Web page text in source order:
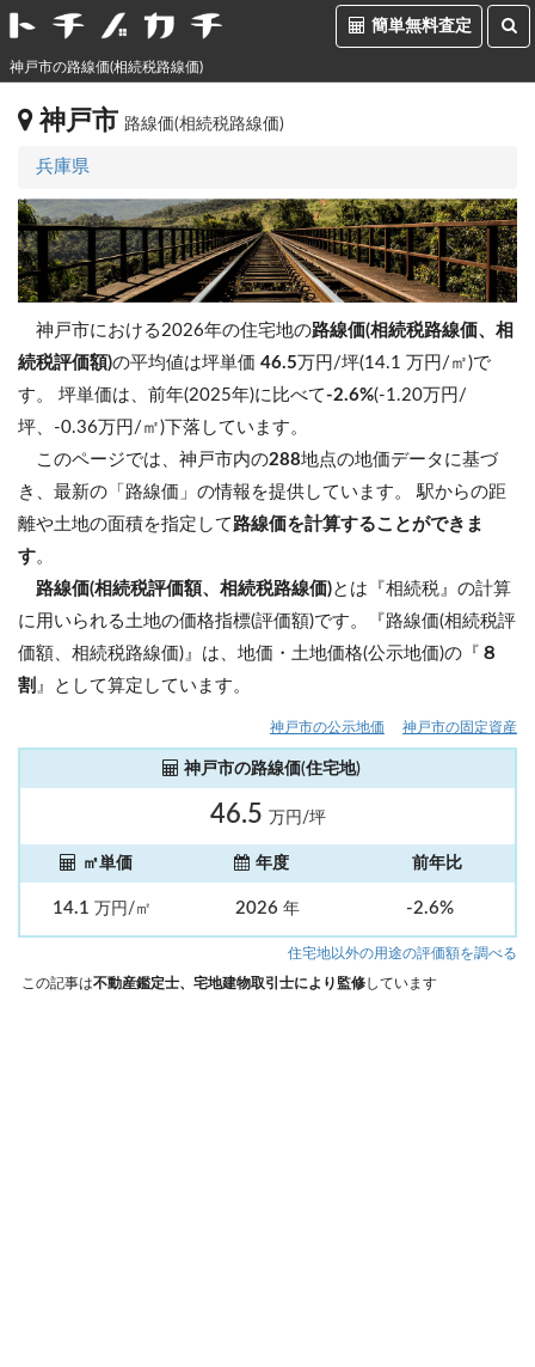
簡単無料査定
神戸市の路線価(相続税路線価)
神戸市 路線価(相続税路線価)
兵庫県
神戸市における2026年の住宅地の路線価(相続税路線価、相
続税評価額)の平均値は坪単価 46.5万円/坪(14.1 万円/㎡)で
す。 坪単価は、前年(2025年)に比べて-2.6%(-1.20万円/
坪、-0.36万円/㎡)下落しています。
このページでは、神戸市内の288地点の地価データに基づ
き、最新の「路線価」の情報を提供しています。 駅からの距
離や土地の面積を指定して 路線価を計算することができま
す。
路線価(相続税評価額、相続税路線価)とは『相続税』の計算
に用いられる土地の価格指標(評価額)です。『路線価(相続税評
価額、相続税路線価)』は、地価・土地価格(公示地価)の『 ８
割 』として算定しています。
神戸市の公示地価 神戸市の固定資産
神戸市の路線価(住宅地)
46.5 万円/坪
㎡単価 年度 前年比
14.1万円/㎡ 2026 年 -2.6%
住宅地以外の用途の評価額を調べる
この記事は不動産鑑定士、宅地建物取引士により監修しています